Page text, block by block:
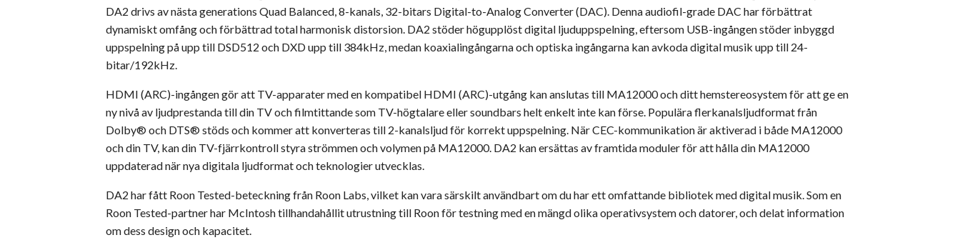
DA2 drivs av nästa generations Quad Balanced, 8-kanals, 32-bitars Digital-to-Analog Converter (DAC). Denna audiofil-grade DAC har förbättrat
dynamiskt omfång och förbättrad total harmonisk distorsion. DA2 stöder högupplöst digital ljuduppspelning, eftersom USB-ingången stöder inbyggd
uppspelning på upp till DSD512 och DXD upp till 384kHz, medan koaxialingångarna och optiska ingångarna kan avkoda digital musik upp till 24-
bitar/192kHz.
HDMI (ARC)-ingången gör att TV-apparater med en kompatibel HDMI (ARC)-utgång kan anslutas till MA12000 och ditt hemstereosystem för att ge en
ny nivå av ljudprestanda till din TV och filmtittande som TV-högtalare eller soundbars helt enkelt inte kan förse. Populära flerkanalsljudformat från
Dolby® och DTS® stöds och kommer att konverteras till 2-kanalsljud för korrekt uppspelning. När CEC-kommunikation är aktiverad i både MA12000
och din TV, kan din TV-fjärrkontroll styra strömmen och volymen på MA12000. DA2 kan ersättas av framtida moduler för att hålla din MA12000
uppdaterad när nya digitala ljudformat och teknologier utvecklas.
DA2 har fått Roon Tested-beteckning från Roon Labs, vilket kan vara särskilt användbart om du har ett omfattande bibliotek med digital musik. Som en
Roon Tested-partner har McIntosh tillhandahållit utrustning till Roon för testning med en mängd olika operativsystem och datorer, och delat information
om dess design och kapacitet.